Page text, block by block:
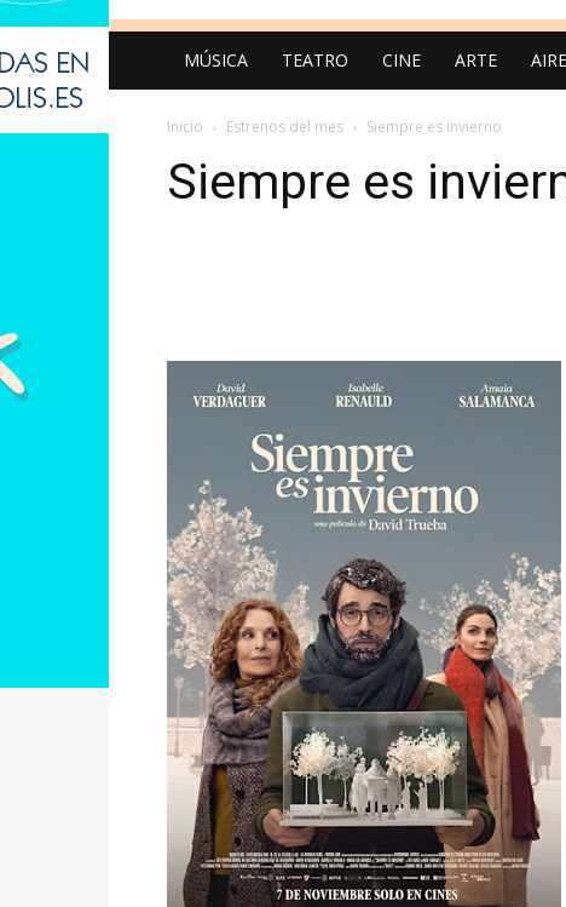
MÚSICA TEATRO CINE ARTE
Inicio Estrenos del mes Siempre es invierno
Siempre es